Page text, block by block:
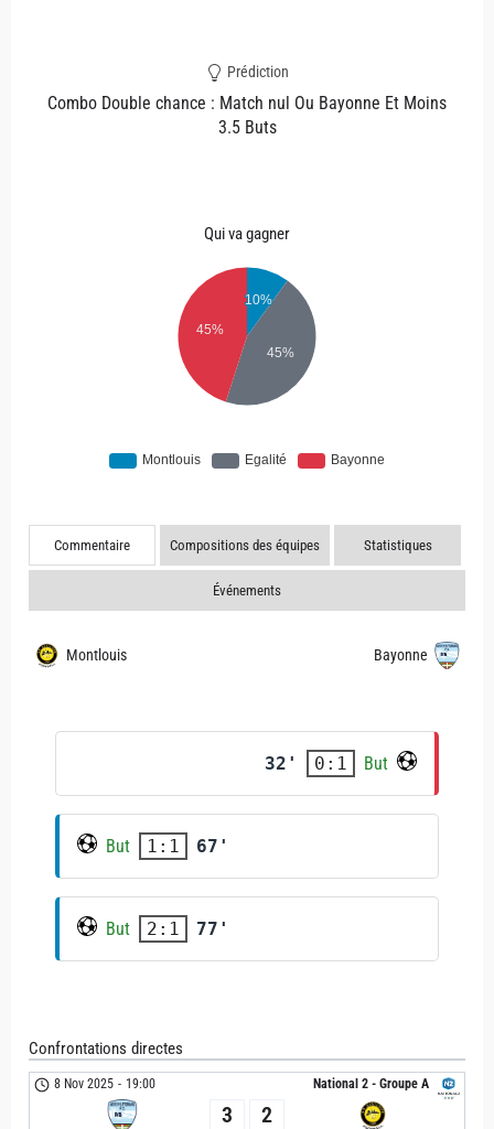
Prédiction
Combo Double chance : Match nul Ou Bayonne Et Moins
3.5 Buts
Qui va gagner
Commentaire Compositions des équipes Statistiques
Événements
Montlouis Bayonne
32' 0:1 But
But 1:1 67'
But 2:1 77'
Confrontations directes
National 2 - Groupe A
8 Nov 2025 - 19:00
3 2